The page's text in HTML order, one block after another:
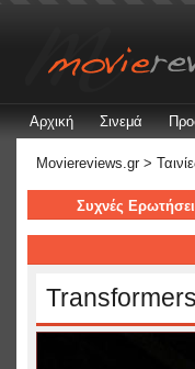
Αρχική Σινεμά
Moviereviews.gr >
Συχνές